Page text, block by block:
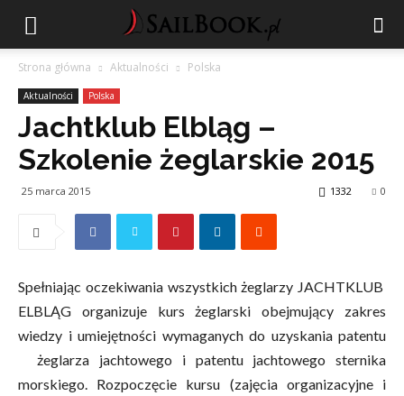
Strona główna Aktualności Polska
Aktualności Polska
Jachtklub Elbląg –
Szkolenie żeglarskie 2015
25 marca 2015 0
1332
Spełniając oczekiwania wszystkich żeglarzy JACHTKLUB
ELBLĄG organizuje kurs żeglarski obejmujący zakres
wiedzy i umiejętności wymaganych do uzyskania patentu
żeglarza jachtowego i patentu jachtowego sternika
morskiego. Rozpoczęcie kursu (zajęcia organizacyjne i